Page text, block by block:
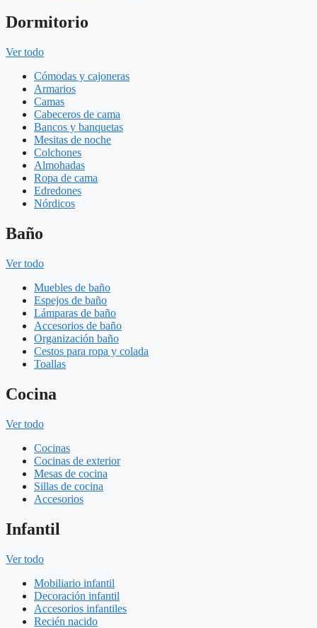
Dormitorio
Ver todo
Cómodas y cajoneras
Armarios
Camas
Cabeceros de cama
Bancos y banquetas
Mesitas de noche
Colchones
Almohadas
Ropa de cama
Edredones
Nórdicos
Baño
Ver todo
Muebles de baño
Espejos de baño
Lámparas de baño
Accesorios de baño
Organización baño
Cestos para ropa y colada
Toallas
Cocina
Ver todo
Cocinas
Cocinas de exterior
Mesas de cocina
Sillas de cocina
Accesorios
Infantil
Ver todo
Mobiliario infantil
Decoración infantil
Accesorios infantiles
Recién nacido